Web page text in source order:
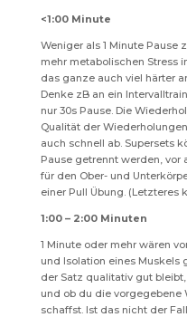
<1:00 Minute
Weniger als 1 Minute Pause
mehr metabolischen Stress
das ganze auch viel härter
Denke zB an ein
nur 30s Pause. Die
Qualität der
auch schnell ab. Supersets
Pause getrennt werden, vor
für den Ober- und
einer Pull Übung. (Letzteres
1:00 – 2:00 Minuten
1 Minute oder mehr wären
und Isolation eines Muskels
der Satz qualitativ gut
und ob du die vorgegebene
schaffst. Ist das nicht der